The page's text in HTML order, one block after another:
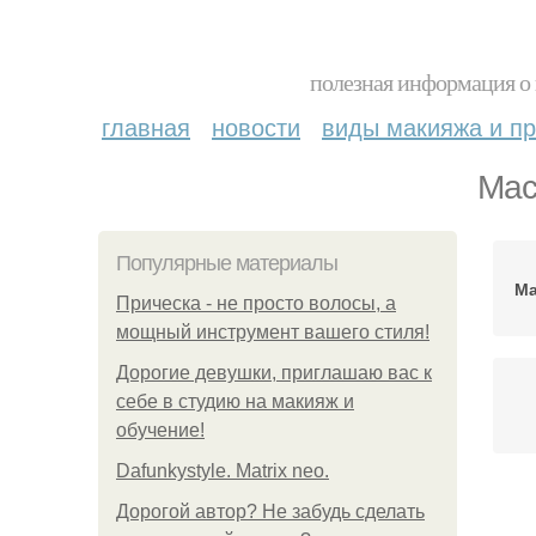
полезная информация
главная новости виды макияжа и
Популярные материалы
Прическа - не просто волосы, а
мощный инструмент вашего стиля!
Дорогие девушки, приглашаю вас к
себе в студию на макияж и
обучение!
Dafunkystyle. Matrix neo.
Дорогой автор? Не забудь сделать